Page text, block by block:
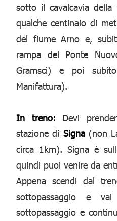
sotto il cavalcavia
qualche centinaio di
del fiume Arno e,
rampa del Ponte
Gramsci) e poi
Manifattura).
In treno: Devi
stazione di Signa(non
circa 1km). Signa è
quindi puoi venire da
Appena scendi dal
sottopassaggio e
sottopassaggio e